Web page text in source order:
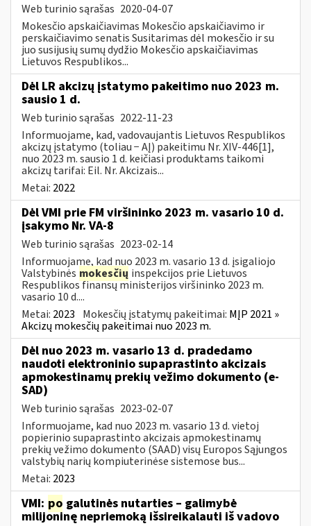
Web turinio sąrašas 2020-04-07
Mokesčio apskaičiavimas Mokesčio apskaičiavimo ir
perskaičiavimo senatis Susitarimas dėl mokesčio ir su
juo susijusių sumų dydžio Mokesčio apskaičiavimas
Lietuvos Respublikos...
Dėl LR akcizų įstatymo pakeitimo nuo 2023 m.
sausio 1 d.
Web turinio sąrašas 2022-11-23
Informuojame, kad, vadovaujantis Lietuvos Respublikos
akcizų įstatymo (toliau − AĮ) pakeitimu Nr. XIV-446[1],
nuo 2023 m. sausio 1 d. keičiasi produktams taikomi
akcizų tarifai: Eil. Nr. Akcizais...
Metai: 2022
Dėl VMI prie FM viršininko 2023 m. vasario 10 d.
įsakymo Nr. VA-8
Web turinio sąrašas 2023-02-14
Informuojame, kad nuo 2023 m. vasario 13 d. įsigaliojo
Valstybinės mokesčių inspekcijos prie Lietuvos
Respublikos finansų ministerijos viršininko 2023 m.
vasario 10 d....
Metai: 2023 Mokesčių įstatymų pakeitimai: MĮP 2021 »
Akcizų mokesčių pakeitimai nuo 2023 m.
Dėl nuo 2023 m. vasario 13 d. pradedamo
naudoti elektroninio supaprastinto akcizais
apmokestinamų prekių vežimo dokumento (e-
SAD)
Web turinio sąrašas 2023-02-07
Informuojame, kad nuo 2023 m. vasario 13 d. vietoj
popierinio supaprastinto akcizais apmokestinamų
prekių vežimo dokumento (SAAD) visų Europos Sąjungos
valstybių narių kompiuterinėse sistemose bus...
Metai: 2023
VMI: po galutinės nutarties – galimybė
milijoninę nepriemoką išsireikalauti iš vadovo